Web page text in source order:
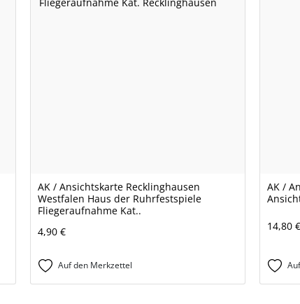
AK / Ansichtskarte Recklinghausen
Westfalen Haus der Ruhrfestspiele
Fliegeraufnahme Kat..
4,90 €
Auf den Merkzettel
AK /
14,80 €